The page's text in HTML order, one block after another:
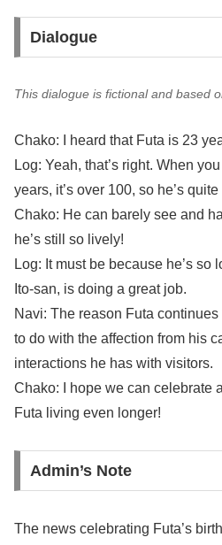
Dialogue
This dialogue is fictional and based
Chako: I heard that Futa is 23
Log: Yeah, that’s right. When
years, it’s over 100, so he’s quite
Chako: He can barely see and
he’s still so lively!
Log: It must be because he’s so
Ito-san, is doing a great job.
Navi: The reason Futa
to do with the affection from his
interactions he has with visitors.
Chako: I hope we can celebrate
Futa living even longer!
Admin’s Note
The news celebrating Futa’s